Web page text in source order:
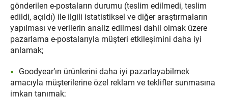
gönderilen e-postaların durumu (teslim edilmedi, teslim
edildi, açıldı) ile ilgili istatistiksel ve diğer araştırmaların
yapılması ve verilerin analiz edilmesi dahil olmak üzere
pazarlama e-postalarıyla müşteri etkileşimini daha iyi
anlamak;
Goodyear’ın ürünlerini daha iyi pazarlayabilmek
amacıyla müşterilerine özel reklam ve teklifler sunmasına
imkan tanımak;